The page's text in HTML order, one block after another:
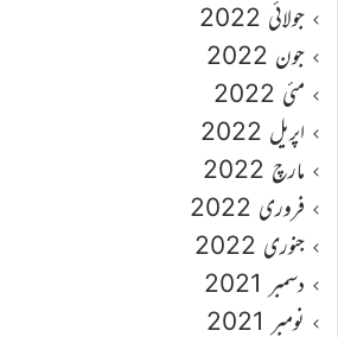
جولائی 2022
جون 2022
مئی 2022
اپریل 2022
مارچ 2022
فروری 2022
جنوری 2022
دسمبر 2021
نومبر 2021